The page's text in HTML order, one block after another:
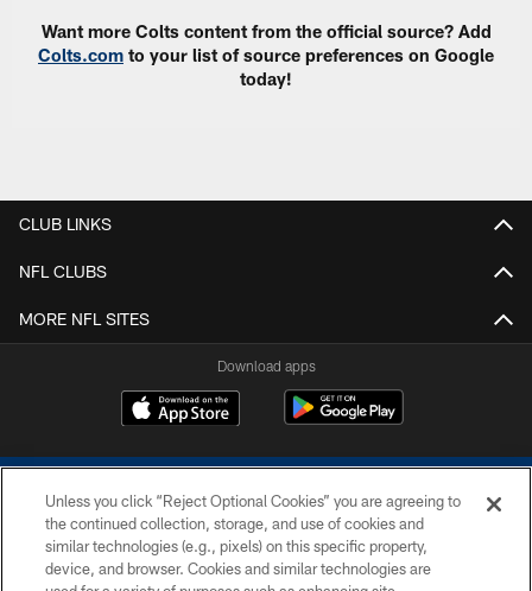
Want more Colts content from the official source? Add
Colts.com to your list of source preferences on Google
today!
CLUB LINKS
NFL CLUBS
MORE NFL SITES
Download apps
COPYRIGHT © 2026 COLTS, INC.
Unless you click “Reject Optional Cookies” you are agreeing to
the continued collection, storage, and use of cookies and
similar technologies (e.g., pixels) on this specific property,
device, and browser. Cookies and similar technologies are